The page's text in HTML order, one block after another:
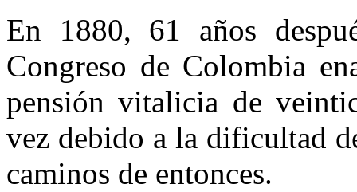
En 1880, 61 años
Congreso de Colombia
pensión vitalicia de
vez debido a la dificultad
caminos de entonces.